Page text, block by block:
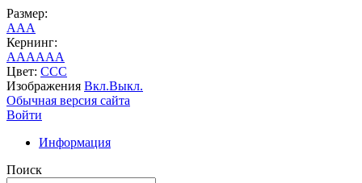
Размер:
AAA
Кернинг:
AAAAAA
Цвет: CCC
Изображения Вкл.Выкл.
Обычная версия сайта
Войти
Информация
Поиск